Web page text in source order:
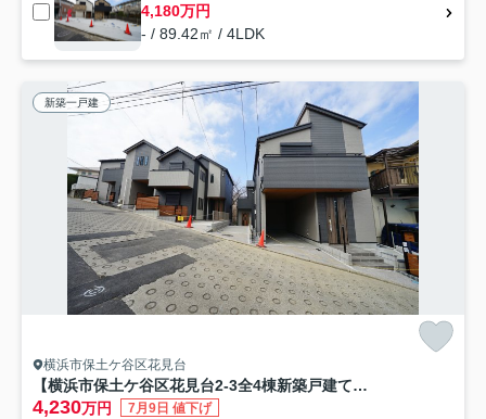
4,180万円
- / 89.42㎡ / 4LDK
新築一戸建
横浜市保土ケ谷区花見台
【横浜市保土ケ谷区花見台2-3全4棟新築戸建て】★仲介手数料無料★（桜台小学校・岩崎中学校）
4,230万円 7月9日 値下げ